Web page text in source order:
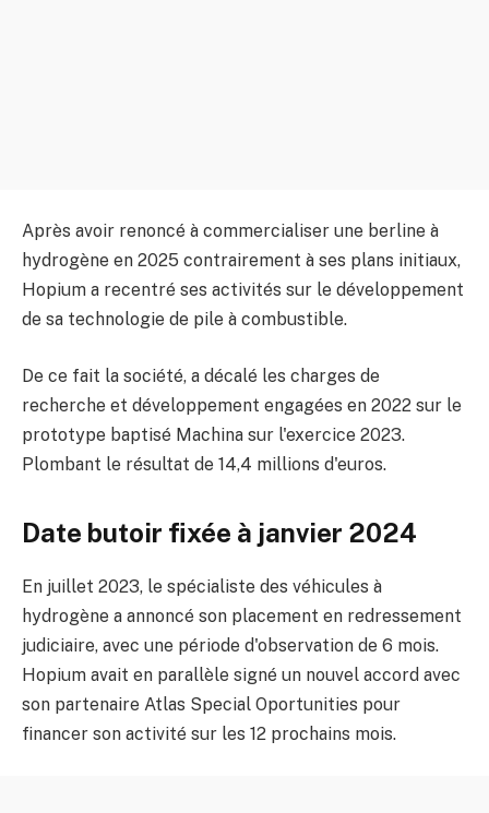
Après avoir renoncé à commercialiser une berline à
hydrogène en 2025 contrairement à ses plans initiaux,
Hopium a recentré ses activités sur le développement
de sa technologie de pile à combustible.
De ce fait la société, a décalé les charges de
recherche et développement engagées en 2022 sur le
prototype baptisé Machina sur l'exercice 2023.
Plombant le résultat de 14,4 millions d'euros.
Date butoir fixée à janvier 2024
En juillet 2023, le spécialiste des véhicules à
hydrogène a annoncé son placement en redressement
judiciaire, avec une période d'observation de 6 mois.
Hopium avait en parallèle signé un nouvel accord avec
son partenaire Atlas Special Oportunities pour
financer son activité sur les 12 prochains mois.